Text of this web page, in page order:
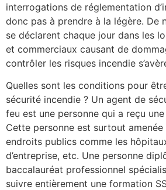
interrogations de réglementation
donc pas à prendre à la légère. De
se déclarent chaque jour dans les
et commerciaux causant de
contrôler les risques incendie
Quelles sont les conditions pour
sécurité incendie ? Un agent de
feu est une personne qui a reçu
Cette personne est surtout
endroits publics comme les
d’entreprise, etc. Une personne
baccalauréat professionnel
suivre entièrement une formation